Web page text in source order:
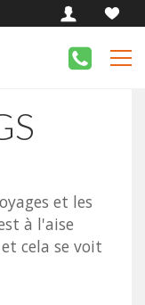
et les
à l'aise
cela se voit